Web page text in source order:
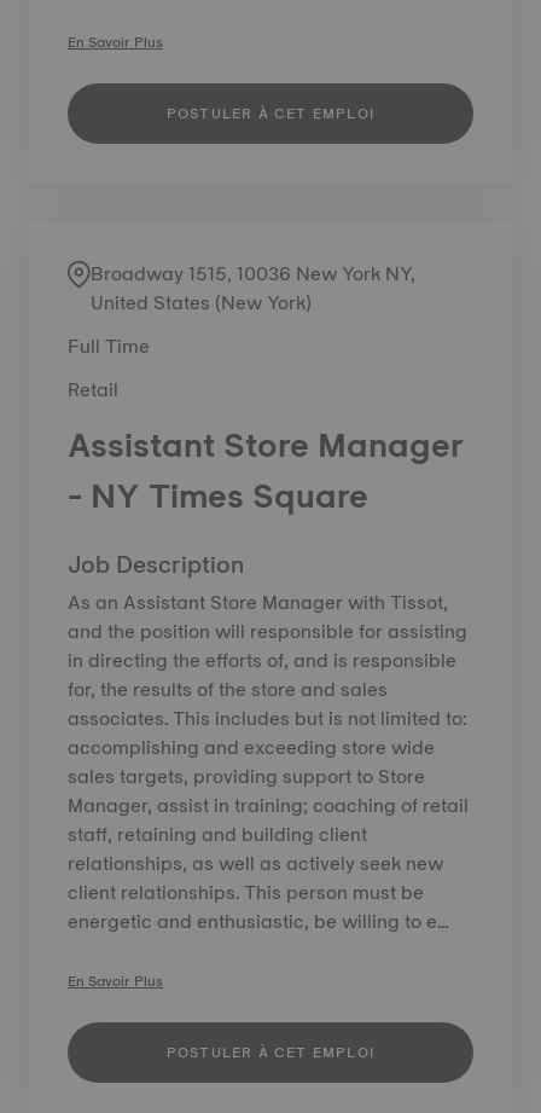
En Savoir Plus
POSTULER À CET EMPLOI
Broadway 1515, 10036 New York NY,
United States (New York)
Full Time
Retail
Assistant Store Manager
- NY Times Square
Job Description
As an Assistant Store Manager with Tissot,
and the position will responsible for assisting
in directing the efforts of, and is responsible
for, the results of the store and sales
associates. This includes but is not limited to:
accomplishing and exceeding store wide
sales targets, providing support to Store
Manager, assist in training; coaching of retail
staff, retaining and building client
relationships, as well as actively seek new
client relationships. This person must be
energetic and enthusiastic, be willing to e...
En Savoir Plus
POSTULER À CET EMPLOI